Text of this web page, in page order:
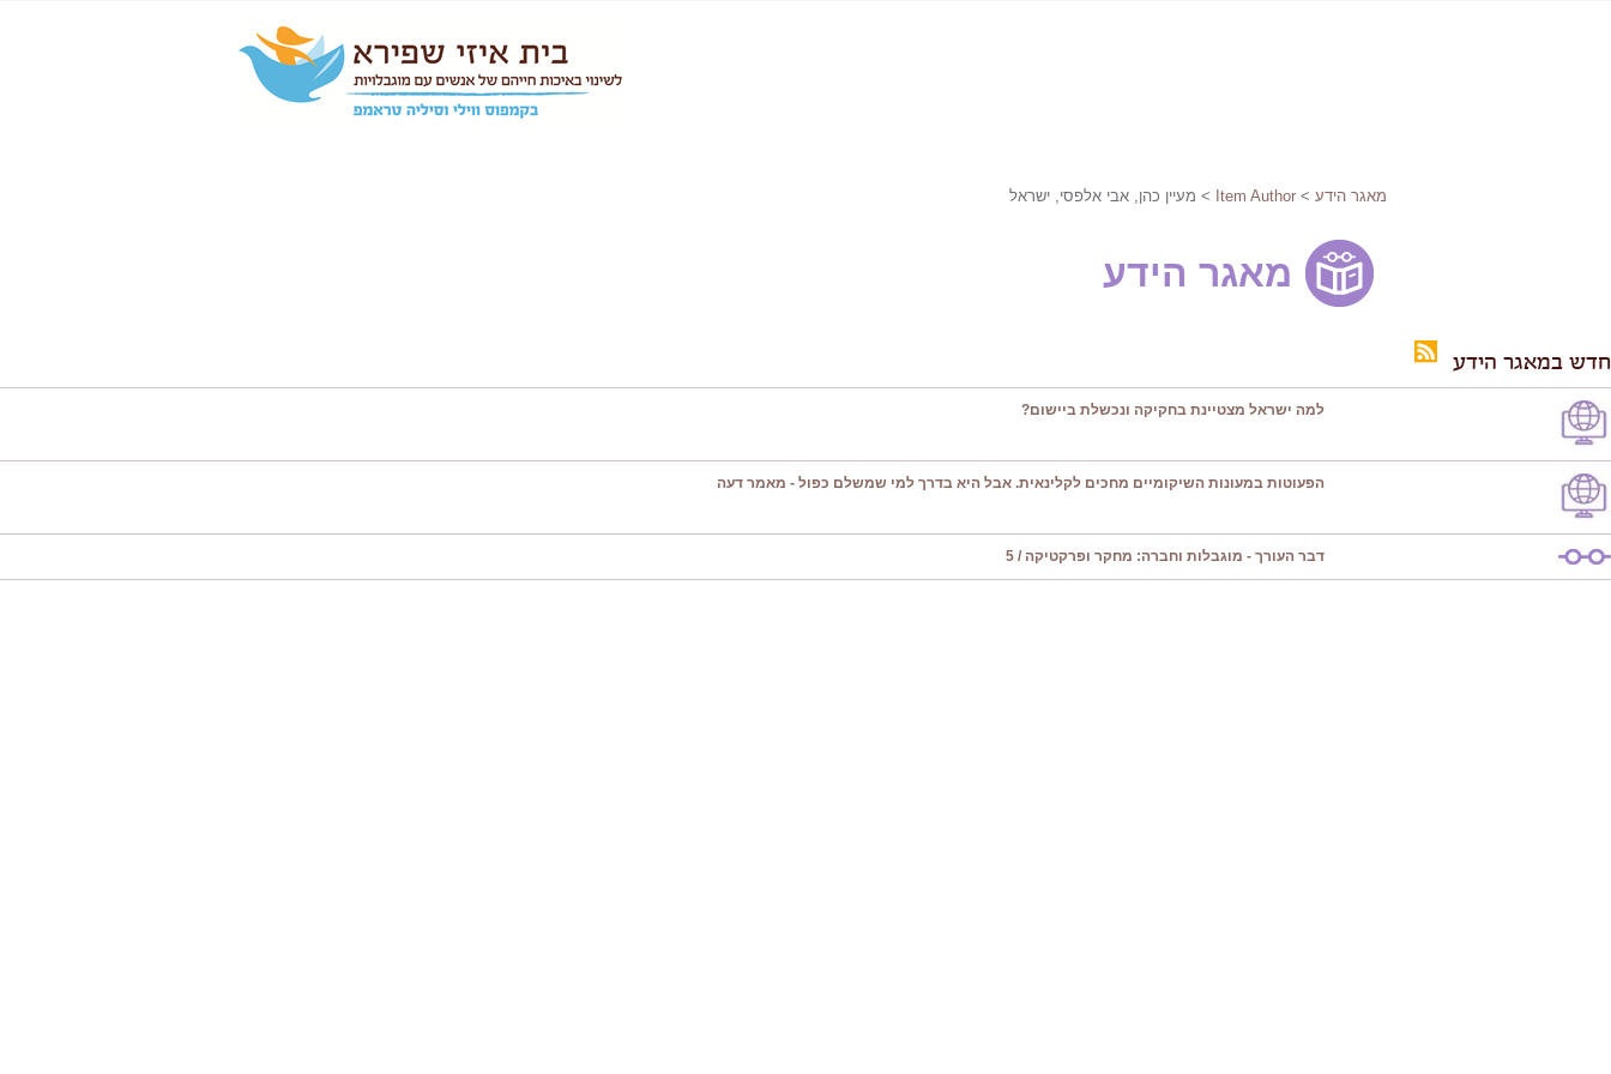
מאגר הידע >
Item Author > מעיין כהן, אבי אלפסי, ישראל
מאגר הידע
חדש במאגר הידע
למה ישראל מצטיינת בחקיקה ונכשלת ביישום?
הפעוטות במעונות השיקומיים מחכים לקלינאית. אבל היא בדרך למי שמשלם כפול - מאמר דעה
דבר העורך - מוגבלות וחברה: מחקר ופרקטיקה / 5